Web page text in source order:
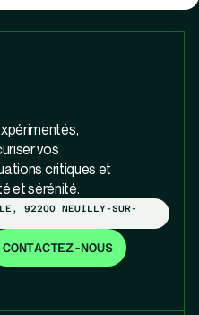
vos
critiques et
et sérénité.
92200 NEUILLY-SUR-
CONTACTEZ-NOUS